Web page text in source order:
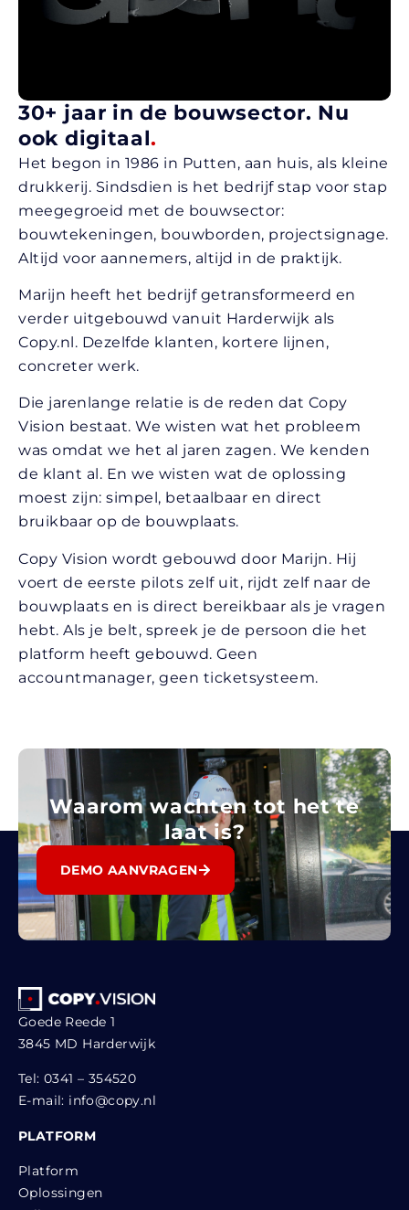
30+ jaar in de bouwsector. Nu
ook digitaal.
Het begon in 1986 in Putten, aan huis, als kleine
drukkerij. Sindsdien is het bedrijf stap voor stap
meegegroeid met de bouwsector:
bouwtekeningen, bouwborden, projectsignage.
Altijd voor aannemers, altijd in de praktijk.
Marijn heeft het bedrijf getransformeerd en
verder uitgebouwd vanuit Harderwijk als
Copy.nl. Dezelfde klanten, kortere lijnen,
concreter werk.
Die jarenlange relatie is de reden dat Copy
Vision bestaat. We wisten wat het probleem
was omdat we het al jaren zagen. We kenden
de klant al. En we wisten wat de oplossing
moest zijn: simpel, betaalbaar en direct
bruikbaar op de bouwplaats.
Copy Vision wordt gebouwd door Marijn. Hij
voert de eerste pilots zelf uit, rijdt zelf naar de
bouwplaats en is direct bereikbaar als je vragen
hebt. Als je belt, spreek je de persoon die het
platform heeft gebouwd. Geen
accountmanager, geen ticketsysteem.
Waarom wachten tot het te
laat is?
DEMO AANVRAGEN
Goede Reede 1
3845 MD Harderwijk
Tel: 0341 – 354520
E-mail: info@copy.nl
PLATFORM
Platform
Oplossingen